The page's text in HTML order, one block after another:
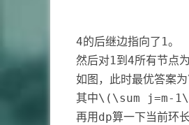
4的后继边指向了1。
然后对1到4所有节点
如图，此时最优答案为
其中\(\sum j=m-
再用dp算一下当前环